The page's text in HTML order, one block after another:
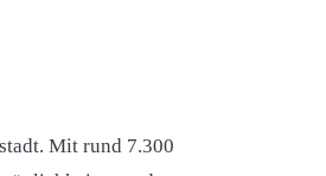
Mit rund 7.300